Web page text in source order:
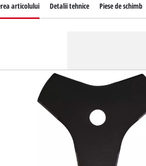
articolului Detalii tehnice Piese de schimb